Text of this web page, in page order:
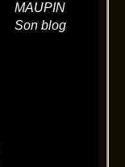
MAUPIN
Son blog